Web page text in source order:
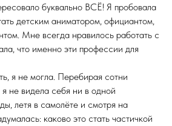
буквально ВСЁ! Я пробовала
детским аниматором, официантом,
Мне всегда нравилось работать с
что именно эти профессии для
я не могла. Перебирая сотни
не видела себя ни в одной
летя в самолёте и смотря на
каково это стать частичкой